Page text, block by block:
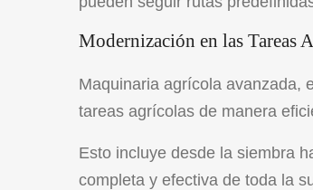
Modernización en las Tareas
Maquinaria agrícola avanzada,
tareas agrícolas de manera
Esto incluye desde la siembra
completa y efectiva de toda la